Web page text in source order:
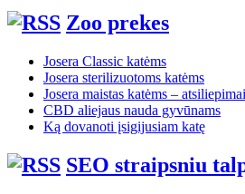
Zoo prekes
Josera Classic katėms
Josera sterilizuotoms katėms
Josera maistas katėms – atsiliepimai
CBD aliejaus nauda gyvūnams
Ką dovanoti įsigijusiam katę
SEO straipsniu